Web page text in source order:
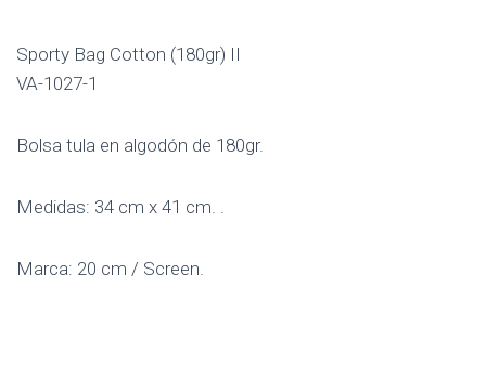
Sporty Bag Cotton (180gr) II
VA-1027-1
Bolsa tula en algodón de 180gr.
Medidas: 34 cm x 41 cm. .
Marca: 20 cm / Screen.